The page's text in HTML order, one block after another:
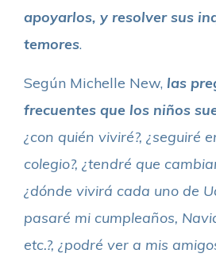
apoyarlos, y resolver sus
temores.
Según Michelle New, las
frecuentes que los niños
¿con quién viviré?, ¿seguiré
colegio?, ¿tendré que
¿dónde vivirá cada uno de
pasaré mi cumpleaños,
etc.?, ¿podré ver a mis